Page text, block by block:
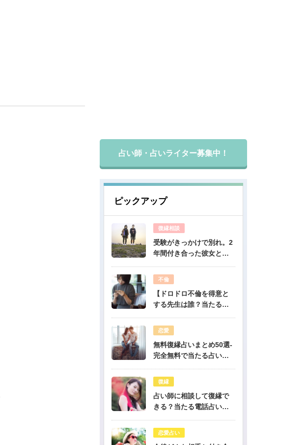
占い師・占いライター募集中！
ピックアップ
復縁相談
受験がきっかけで別れ。2
年間付き合った彼女と復
無料占い
不倫
【ドロドロ不倫を得意と
する先生は誰？当たる電
恋愛
無料復縁占いまとめ50選-
完全無料で当たる占いだ
復縁
占い師に相談して復縁で
きる？当たる電話占い先
恋愛占い